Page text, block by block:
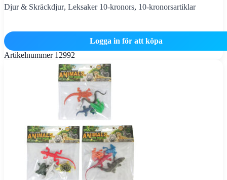
Djur & Skräckdjur, Leksaker 10-kronors, 10-kronorsartiklar
Logga in för att köpa
Artikelnummer 12992